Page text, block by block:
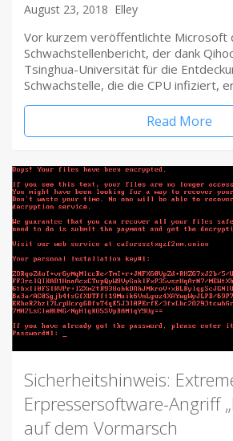
August 23, 2018 Elley
Vor kurzem veröffentlichte Microsoft
Schwachstellenbericht, der dank
Tsinghua-Universität für die
Schwachstelle, die die CPU infiziert,
Read More
Sicherheitshinweis:
Erpressersoftware-Angriff
auf dem Vormarsch